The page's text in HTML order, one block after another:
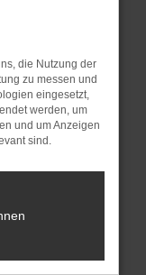
deine
die Nutzung der
zu messen und
eingesetzt,
werden, um
und um Anzeigen
sind.